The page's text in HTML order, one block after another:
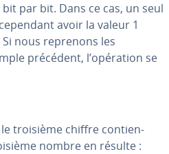
par bit. Dans ce cas, un seul
avoir la valeur 1
nous reprenons les
précédent, l’opération se
le troisième chiffre con­tien­
nombre en résulte :